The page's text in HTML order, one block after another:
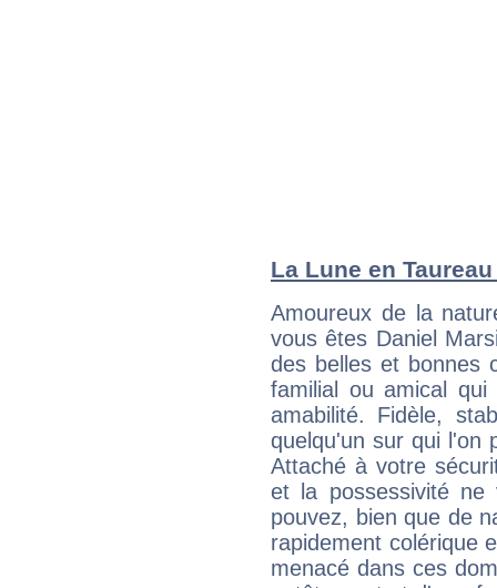
La Lune en
Amoureux de la
vous êtes Daniel
des belles et bonnes
familial ou amical
amabilité. Fidèle,
quelqu'un sur qui l'on
Attaché à votre
et la possessivité
pouvez, bien que de
rapidement colérique
menacé dans ces